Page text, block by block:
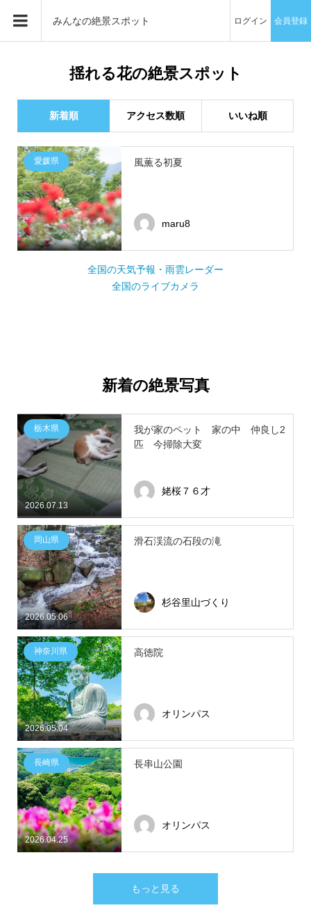
みんなの絶景スポット ログイン 会員登録
揺れる花の絶景スポット
新着順 アクセス数順 いいね順
愛媛県 風薫る初夏
maru8
全国の天気予報・雨雲レーダー
全国のライブカメラ
新着の絶景写真
2026.07.13
栃木県
我が家のペット 家の中 仲良し2
匹 今掃除大変
姥桜７６才
2026.05.06
岡山県 滑石渓流の石段の滝
杉谷里山づくり
2026.05.04
神奈川県 高徳院
オリンパス
2026.04.25
長崎県 長串山公園
オリンパス
もっと見る